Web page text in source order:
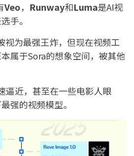
Veo， Runway和Luma是AI视
手。
视为最强王炸，但现在视频工
属于Sora的想象空间，被其他
逼近，甚至在一些电影人眼
强的视频模型。